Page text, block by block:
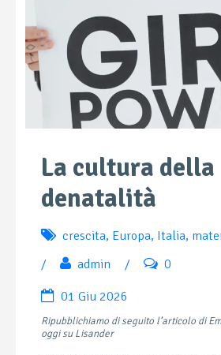
La cultura della
denatalità
crescita, Europa, Italia,
/
admin / 0
01 Giu 2026
Ripubblichiamo di seguito l’articolo di
oggi su Lisander